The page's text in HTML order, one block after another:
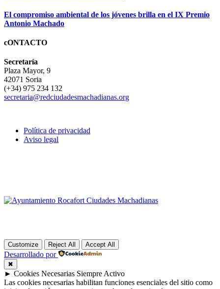
El compromiso ambiental de los jóvenes brilla en el IX Premio
Antonio Machado
cONTACTO
Secretaría
Plaza Mayor, 9
42071 Soria
(+34) 975 234 132
secretaria@redciudadesmachadianas.org
Política de privacidad
Aviso legal
Customize Reject All Accept All
Desarrollado por
✖
► Cookies Necesarias Siempre Activo
Las cookies necesarias habilitan funciones esenciales del sitio como